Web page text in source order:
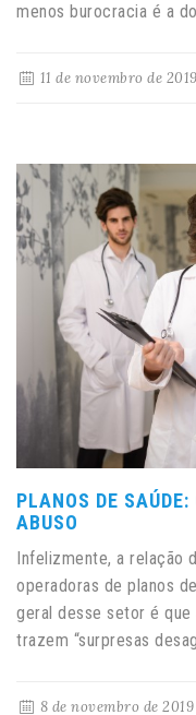
menos burocracia é a
11 de novembro de 2019
PLANOS DE
ABUSO
Infelizmente, a relação
operadoras de planos
geral desse setor é
trazem “surpresas
8 de novembro de 2019